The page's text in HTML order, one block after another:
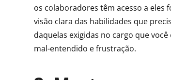
os colaboradores têm acesso a eles
visão clara das habilidades que
daquelas exigidas no cargo que
mal-entendido e frustração.